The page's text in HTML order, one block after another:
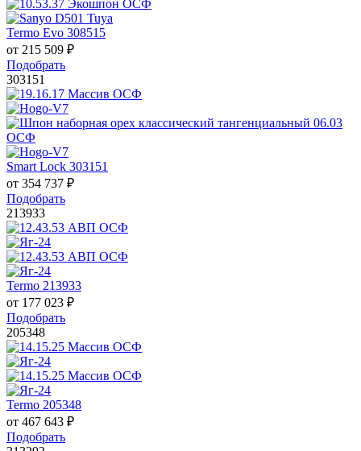
Termo Evo 308515
от 215 509 ₽
Подобрать
303151
Smart Lock 303151
от 354 737 ₽
Подобрать
213933
Termo 213933
от 177 023 ₽
Подобрать
205348
Termo 205348
от 467 643 ₽
Подобрать